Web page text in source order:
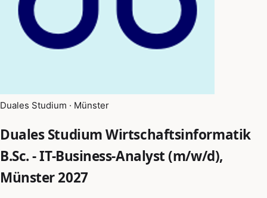
Duales Studium · Münster
Duales Studium Wirtschaftsinformatik
B.Sc. - IT-Business-Analyst (m/w/d),
Münster 2027